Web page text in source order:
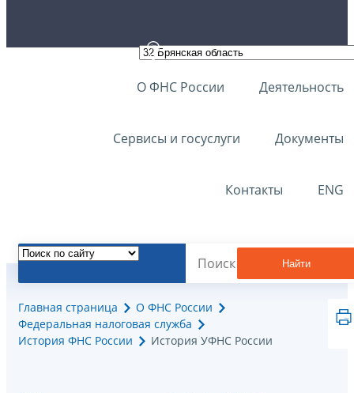
О ФНС России Деятельность
Сервисы и госуслуги Документы
Контакты ENG
Найти
Главная страница
О ФНС России
Федеральная налоговая служба
История ФНС России
История УФНС России